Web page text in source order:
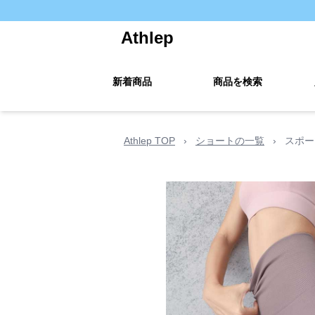
Athlep
新着商品 商品を検索
Athlep TOP › ショートの一覧 › スポ